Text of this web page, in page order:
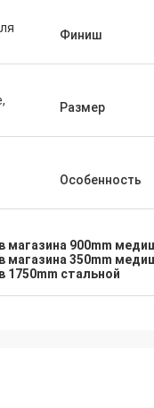
Финиш
Размер
Особенность
900mm
350mm
стальной